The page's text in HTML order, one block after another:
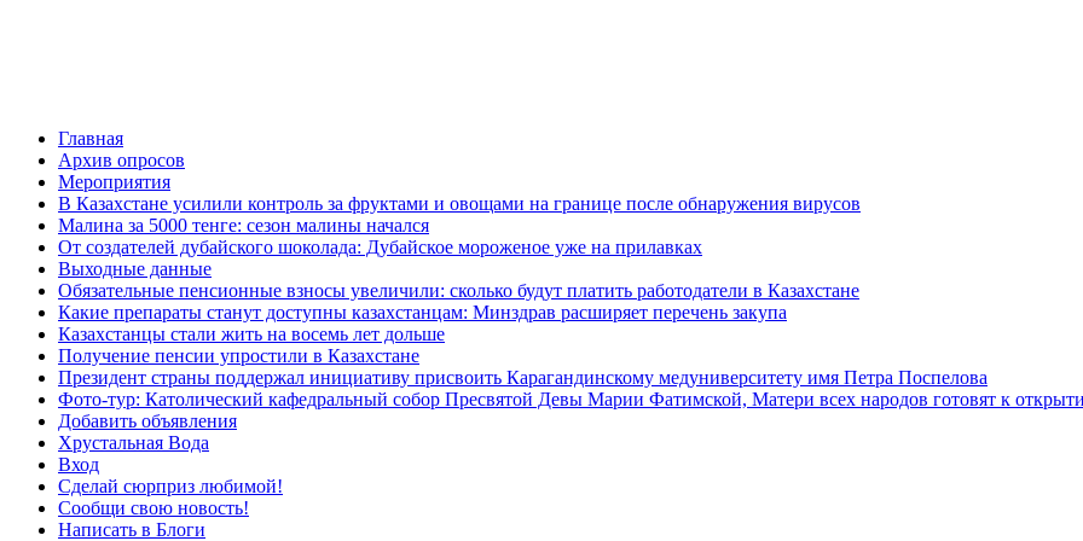
Главная
Архив опросов
Мероприятия
В Казахстане усилили контроль за фруктами и овощами на границе после обнаружения вирусов
Малина за 5000 тенге: сезон малины начался
От создателей дубайского шоколада: Дубайское мороженое уже на прилавках
Выходные данные
Обязательные пенсионные взносы увеличили: сколько будут платить работодатели в Казахстане
Какие препараты станут доступны казахстанцам: Минздрав расширяет перечень закупа
Казахстанцы стали жить на восемь лет дольше
Получение пенсии упростили в Казахстане
Президент страны поддержал инициативу присвоить Карагандинскому медуниверситету имя Петра Поспелова
Фото-тур: Католический кафедральный собор Пресвятой Девы Марии Фатимской, Матери всех народов готовят к
Добавить объявления
Хрустальная Вода
Вход
Сделай сюрприз любимой!
Сообщи свою новость!
Написать в Блоги